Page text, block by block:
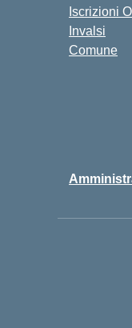
Iscrizioni
Invalsi
Comune